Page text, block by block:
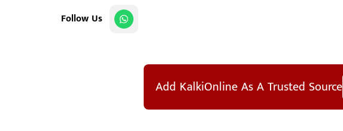
Follow Us
Add KalkiOnline As A Trusted Source